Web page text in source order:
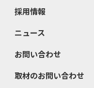
採用情報
ニュース
お問い合わせ
取材のお問い合わせ